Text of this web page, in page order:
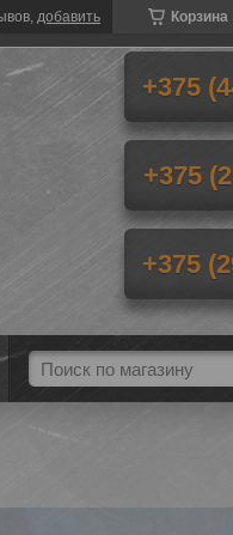
Корзина
добавить
+375
+375
+375